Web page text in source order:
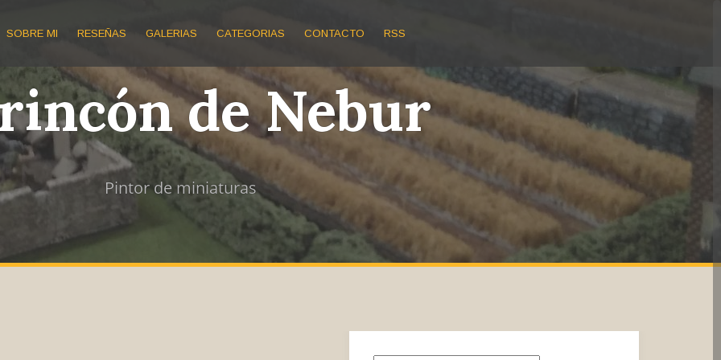
SOBRE MI RESEÑAS GALERIAS CATEGORIAS CONTACTO RSS
de Nebur
Pintor de miniaturas